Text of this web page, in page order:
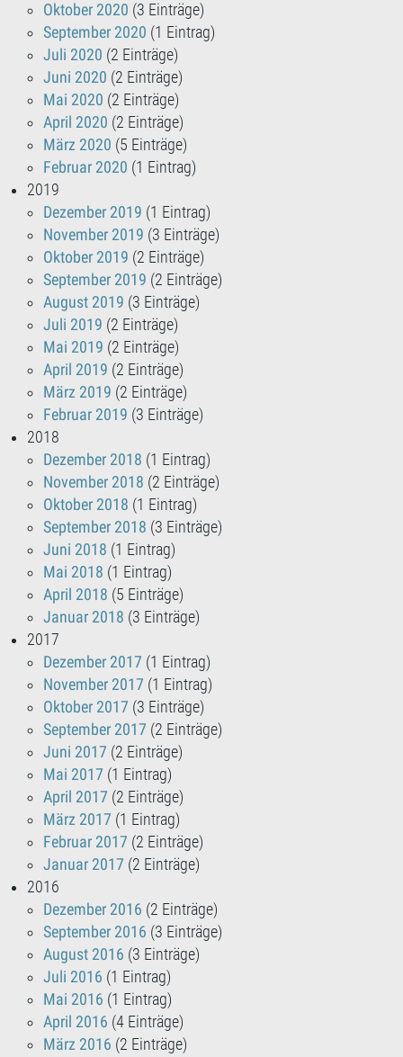
Oktober 2020 (3 Einträge)
September 2020 (1 Eintrag)
Juli 2020 (2 Einträge)
Juni 2020 (2 Einträge)
Mai 2020 (2 Einträge)
April 2020 (2 Einträge)
März 2020 (5 Einträge)
Februar 2020 (1 Eintrag)
2019
Dezember 2019 (1 Eintrag)
November 2019 (3 Einträge)
Oktober 2019 (2 Einträge)
September 2019 (2 Einträge)
August 2019 (3 Einträge)
Juli 2019 (2 Einträge)
Mai 2019 (2 Einträge)
April 2019 (2 Einträge)
März 2019 (2 Einträge)
Februar 2019 (3 Einträge)
2018
Dezember 2018 (1 Eintrag)
November 2018 (2 Einträge)
Oktober 2018 (1 Eintrag)
September 2018 (3 Einträge)
Juni 2018 (1 Eintrag)
Mai 2018 (1 Eintrag)
April 2018 (5 Einträge)
Januar 2018 (3 Einträge)
2017
Dezember 2017 (1 Eintrag)
November 2017 (1 Eintrag)
Oktober 2017 (3 Einträge)
September 2017 (2 Einträge)
Juni 2017 (2 Einträge)
Mai 2017 (1 Eintrag)
April 2017 (2 Einträge)
März 2017 (1 Eintrag)
Februar 2017 (2 Einträge)
Januar 2017 (2 Einträge)
2016
Dezember 2016 (2 Einträge)
September 2016 (3 Einträge)
August 2016 (3 Einträge)
Juli 2016 (1 Eintrag)
Mai 2016 (1 Eintrag)
April 2016 (4 Einträge)
März 2016 (2 Einträge)